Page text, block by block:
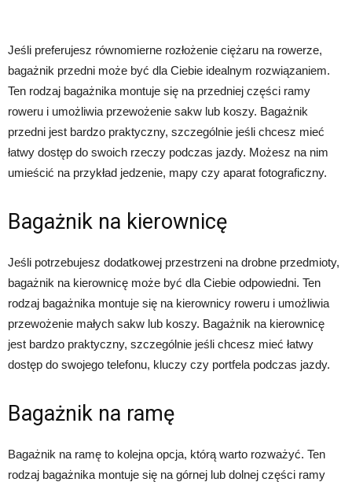
Jeśli preferujesz równomierne rozłożenie ciężaru na rowerze,
bagażnik przedni może być dla Ciebie idealnym rozwiązaniem.
Ten rodzaj bagażnika montuje się na przedniej części ramy
roweru i umożliwia przewożenie sakw lub koszy. Bagażnik
przedni jest bardzo praktyczny, szczególnie jeśli chcesz mieć
łatwy dostęp do swoich rzeczy podczas jazdy. Możesz na nim
umieścić na przykład jedzenie, mapy czy aparat fotograficzny.
Bagażnik na kierownicę
Jeśli potrzebujesz dodatkowej przestrzeni na drobne przedmioty,
bagażnik na kierownicę może być dla Ciebie odpowiedni. Ten
rodzaj bagażnika montuje się na kierownicy roweru i umożliwia
przewożenie małych sakw lub koszy. Bagażnik na kierownicę
jest bardzo praktyczny, szczególnie jeśli chcesz mieć łatwy
dostęp do swojego telefonu, kluczy czy portfela podczas jazdy.
Bagażnik na ramę
Bagażnik na ramę to kolejna opcja, którą warto rozważyć. Ten
rodzaj bagażnika montuje się na górnej lub dolnej części ramy